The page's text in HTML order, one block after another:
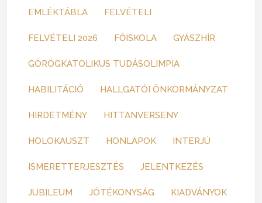
EMLÉKTÁBLA FELVÉTELI
FELVÉTELI 2026 FŐISKOLA GYÁSZHÍR
GÖRÖGKATOLIKUS TUDÁSOLIMPIA
HABILITÁCIÓ HALLGATÓI ÖNKORMÁNYZAT
HIRDETMÉNY HITTANVERSENY
HOLOKAUSZT HONLAPOK INTERJÚ
ISMERETTERJESZTÉS JELENTKEZÉS
JUBILEUM JÓTÉKONYSÁG KIADVÁNYOK